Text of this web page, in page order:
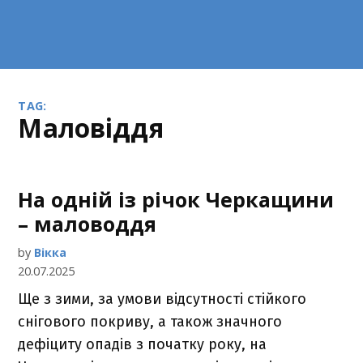
TAG:
маловіддя
На одній із річок Черкащини
– маловоддя
by Вікка
20.07.2025
Ще з зими, за умови відсутності стійкого
снігового покриву, а також значного
дефіциту опадів з початку року, на